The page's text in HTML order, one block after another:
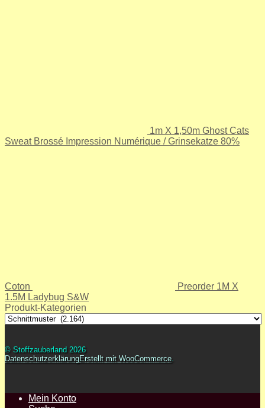
1m X 1,50m Ghost Cats
Sweat Brossé Impression Numérique / Grinsekatze 80%
Coton
Preorder 1M X
1.5M Ladybug S&W
Produkt-Kategorien
© Stoffzauberland 2026
DatenschutzerklärungErstellt mit WooCommerce.
Mein Konto